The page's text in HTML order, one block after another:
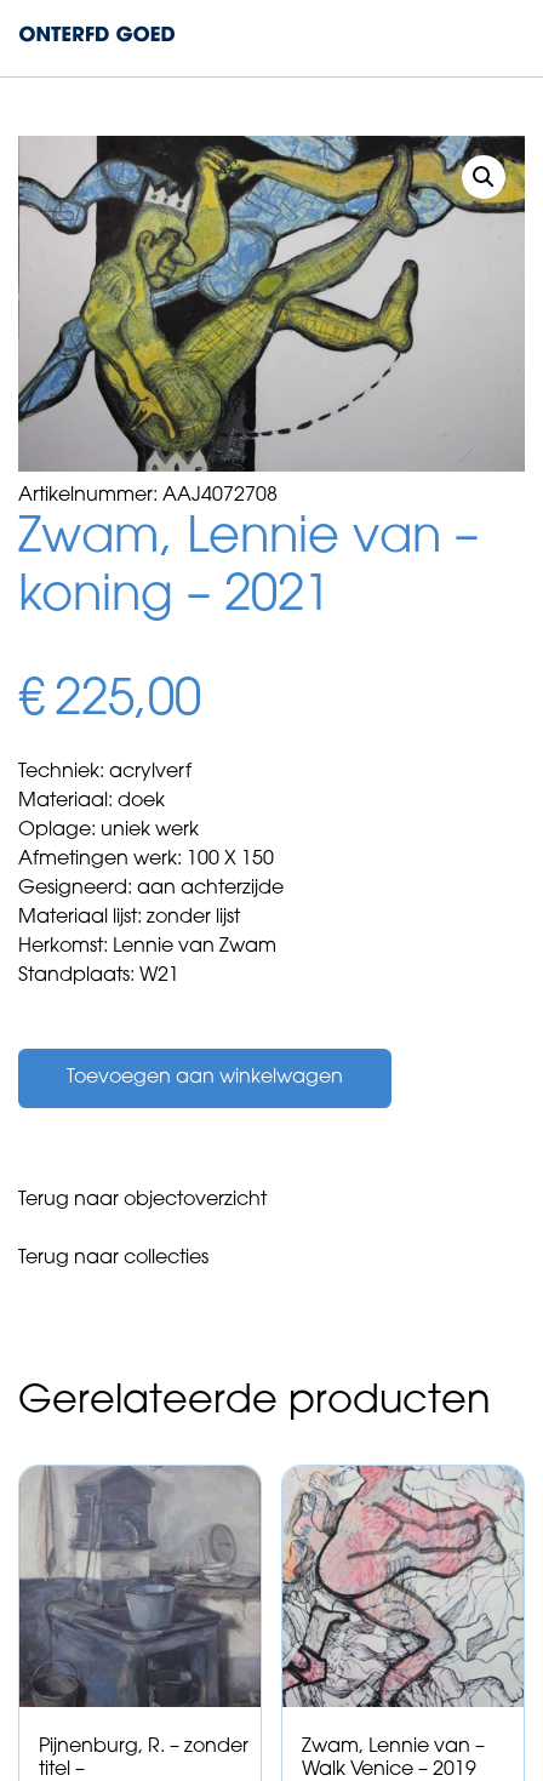
Artikelnummer: AAJ4072708
Zwam, Lennie van –
koning – 2021
€ 225,00
Techniek: acrylverf
Materiaal: doek
Oplage: uniek werk
Afmetingen werk: 100 X 150
Gesigneerd: aan achterzijde
Materiaal lijst: zonder lijst
Herkomst: Lennie van Zwam
Standplaats: W21
Lennie
-
2021
Toevoegen aan winkelwagen
Terug naar objectoverzicht
Terug naar collecties
Gerelateerde producten
Pijnenburg, R. – zonder
titel –
Zwam, Lennie van –
Walk Venice – 2019